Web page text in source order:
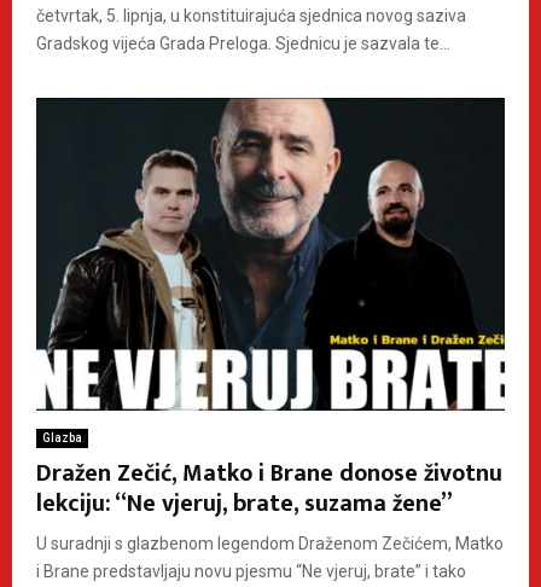
četvrtak, 5. lipnja, u konstituirajuća sjednica novog saziva
Gradskog vijeća Grada Preloga. Sjednicu je sazvala te...
Glazba
Dražen Zečić, Matko i Brane donose životnu
lekciju: “Ne vjeruj, brate, suzama žene”
U suradnji s glazbenom legendom Draženom Zečićem, Matko
i Brane predstavljaju novu pjesmu “Ne vjeruj, brate” i tako